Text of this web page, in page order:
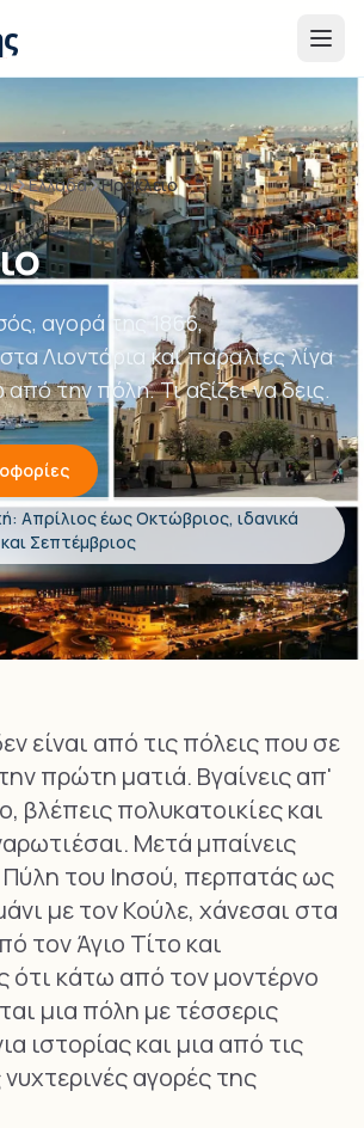
Ελλάδα
Ηράκλειο
αγορά της 1866,
Λιοντάρια και παραλίες λίγα
την πόλη. Τι αξίζει να δεις.
Απρίλιος έως Οκτώβριος, ιδανικά
Σεπτέμβριος
είναι από τις πόλεις που σε
πρώτη ματιά. Βγαίνεις απ'
βλέπεις πολυκατοικίες και
Μετά μπαίνεις
του Ιησού, περπατάς ως
με τον Κούλε, χάνεσαι στα
τον Άγιο Τίτο και
ότι κάτω από τον μοντέρνο
μια πόλη με τέσσερις
ιστορίας και μια από τις
αγορές της